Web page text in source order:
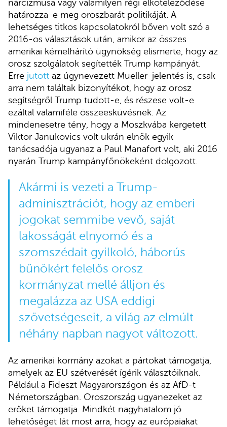
nárcizmusa vagy valamilyen régi elköteleződése
határozza-e meg oroszbarát politikáját. A
lehetséges titkos kapcsolatokról bőven volt szó a
2016-os választások után, amikor az összes
amerikai kémelhárító ügynökség elismerte, hogy az
orosz szolgálatok segítették Trump kampányát.
Erre jutott az úgynevezett Mueller-jelentés is, csak
arra nem találtak bizonyítékot, hogy az orosz
segítségről Trump tudott-e, és részese volt-e
ezáltal valamiféle összeesküvésnek. Az
mindenesetre tény, hogy a Moszkvába kergetett
Viktor Janukovics volt ukrán elnök egyik
tanácsadója ugyanaz a Paul Manafort volt, aki 2016
nyarán Trump kampányfőnökeként dolgozott.
Akármi is vezeti a Trump-
adminisztrációt, hogy az emberi
jogokat semmibe vevő, saját
lakosságát elnyomó és a
szomszédait gyilkoló, háborús
bűnökért felelős orosz
kormányzat mellé álljon és
megalázza az USA eddigi
szövetségeseit, a világ az elmúlt
néhány napban nagyot változott.
Az amerikai kormány azokat a pártokat támogatja,
amelyek az EU szétverését ígérik választóiknak.
Például a Fideszt Magyarországon és az AfD-t
Németországban. Oroszország ugyanezeket az
erőket támogatja. Mindkét nagyhatalom jó
lehetőséget lát most arra, hogy az európaiakat